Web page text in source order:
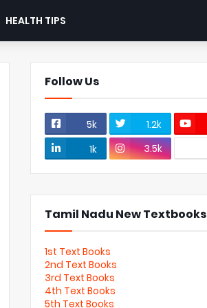
HEALTH TIPS
Follow Us
5k 1.2k
1k
3.5k
Tamil Nadu New Textbooks
1st Text Books
2nd Text Books
3rd Text Books
4th Text Books
5th Text Books